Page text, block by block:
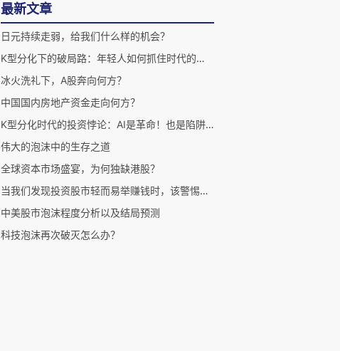
最新文章
日元持续走弱，给我们什么样的机会？
K型分化下的破局路：年轻人如何抓住时代的大潮？
冰火洗礼下，A股奔向何方？
中国国内房地产资金走向何方？
K型分化时代的投资悖论：AI是革命！也是陷阱？！
伟大的泡沫中的生存之道
全球资本市场盛宴，为何独缺港股？
当我们发现投资股市轻而易举赚钱时，该警惕了！
中美股市泡沫程度分析以及结局预测
科技泡沫再次破灭怎么办？